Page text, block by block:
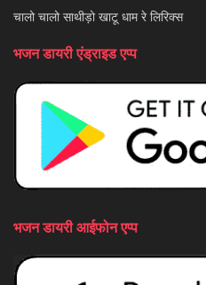
चालो चालो साथीड़ो खाटू धाम रे लिरिक्स
भजन डायरी एंड्राइड एप्प
भजन डायरी आईफोन एप्प